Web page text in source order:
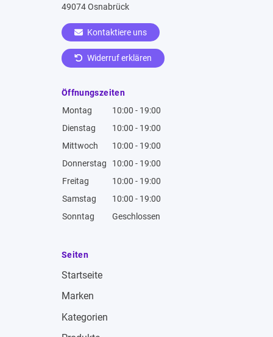
49074 Osnabrück
Kontaktiere uns
Widerruf erklären
Öffnungszeiten
Montag
10:00 - 19:00
Dienstag
10:00 - 19:00
Mittwoch
10:00 - 19:00
Donnerstag
10:00 - 19:00
Freitag
10:00 - 19:00
Samstag
10:00 - 19:00
Sonntag
Geschlossen
Seiten
Startseite
Marken
Kategorien